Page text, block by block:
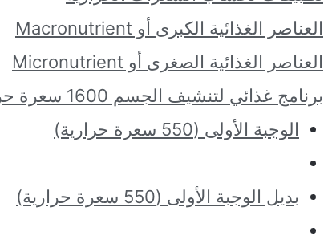
العناصر الغذائية الكبرى أو Macronutrient
العناصر الغذائية الصغرى أو Micronutrient
برنامج غذائي لتنشيف الجسم 1600 سعرة حرارية
الوجبة الأولى (550 سعرة حرارية)
بديل الوجبة الأولى (550 سعرة حرارية)